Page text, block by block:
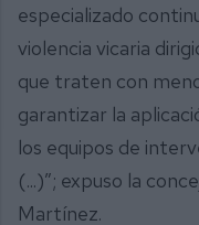
especializado
violencia vicaria
que traten con
garantizar la
los equipos de
(...)”; expuso la
Martínez.